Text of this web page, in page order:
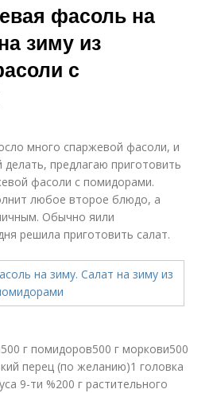
фасоль на
зиму из
с
много спаржевой фасоли, и
предлагаю приготовить
фасоли с помидорами.
любое второе блюдо, а
Обычно яили
решила приготовить салат.
г помидоров500 г моркови500
перец (по желанию)1 головка
9-ти %200 г растительного